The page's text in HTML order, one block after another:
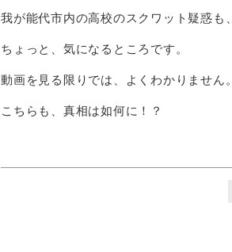
我が能代市内の高校のスクワット疑惑も、
ちょっと、気になるところです。
動画を見る限りでは、よくわかりません。
こちらも、真相は如何に！？